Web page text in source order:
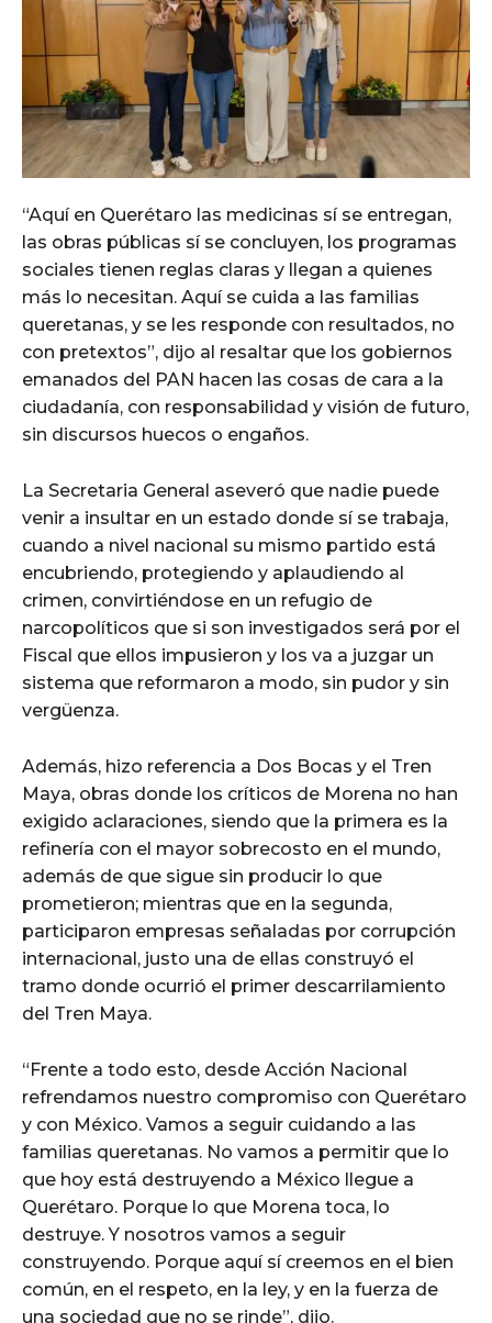
“Aquí en Querétaro las medicinas sí se entregan,
las obras públicas sí se concluyen, los programas
sociales tienen reglas claras y llegan a quienes
más lo necesitan. Aquí se cuida a las familias
queretanas, y se les responde con resultados, no
con pretextos”, dijo al resaltar que los gobiernos
emanados del PAN hacen las cosas de cara a la
ciudadanía, con responsabilidad y visión de futuro,
sin discursos huecos o engaños.
La Secretaria General aseveró que nadie puede
venir a insultar en un estado donde sí se trabaja,
cuando a nivel nacional su mismo partido está
encubriendo, protegiendo y aplaudiendo al
crimen, convirtiéndose en un refugio de
narcopolíticos que si son investigados será por el
Fiscal que ellos impusieron y los va a juzgar un
sistema que reformaron a modo, sin pudor y sin
vergüenza.
Además, hizo referencia a Dos Bocas y el Tren
Maya, obras donde los críticos de Morena no han
exigido aclaraciones, siendo que la primera es la
refinería con el mayor sobrecosto en el mundo,
además de que sigue sin producir lo que
prometieron; mientras que en la segunda,
participaron empresas señaladas por corrupción
internacional, justo una de ellas construyó el
tramo donde ocurrió el primer descarrilamiento
del Tren Maya.
“Frente a todo esto, desde Acción Nacional
refrendamos nuestro compromiso con Querétaro
y con México. Vamos a seguir cuidando a las
familias queretanas. No vamos a permitir que lo
que hoy está destruyendo a México llegue a
Querétaro. Porque lo que Morena toca, lo
destruye. Y nosotros vamos a seguir
construyendo. Porque aquí sí creemos en el bien
común, en el respeto, en la ley, y en la fuerza de
una sociedad que no se rinde”, dijo.